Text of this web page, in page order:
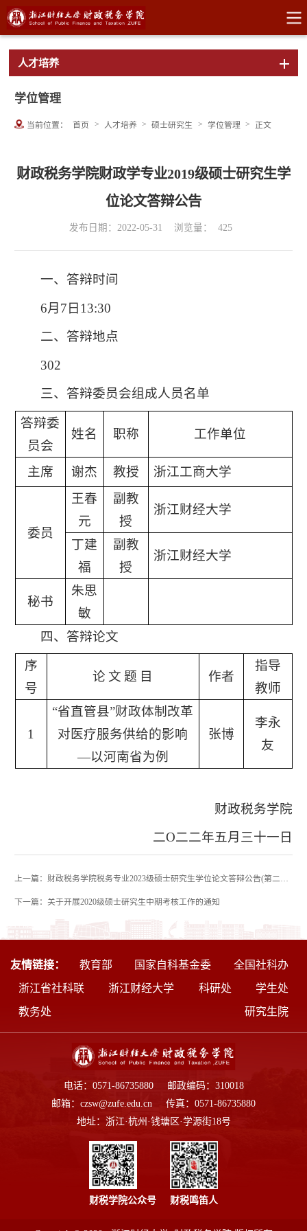
人才培养
学位管理
当前位置： 首页 > 人才培养 > 硕士研究生 > 学位管理 > 正文
财政税务学院财政学专业2019级硕士研究生学
位论文答辩公告
发布日期：2022-05-31 浏览量： 425
一、答辩时间
6月7日13:30
二、答辩地点
302
三、答辩委员会组成人员名单
答辩委
员会
姓名 职称 工作单位
主席 谢杰 教授 浙江工商大学
委员
王春
元
副教
授
浙江财经大学
丁建
福
副教
授
浙江财经大学
秘书
朱思
敏
四、答辩论文
序
号
论 文 题 目 作者
指导
教师
1
“省直管县”财政体制改革
对医疗服务供给的影响
—以河南省为例
张博
李永
友
财政税务学院
二O二二年五月三十一日
下一篇：关于开展2020级硕士研究生中期考核工作的通知
友情链接： 教育部 国家自科基金委
全国社科办
浙江省社科联
浙江财经大学 科研处
学生处
教务处
研究生院
电话：0571-86735880 邮政编码：310018
邮箱：czsw@zufe.edu.cn 传真：0571-86735880
地址：浙江·杭州·钱塘区·学源街18号
财税学院公众号 财税鸣笛人